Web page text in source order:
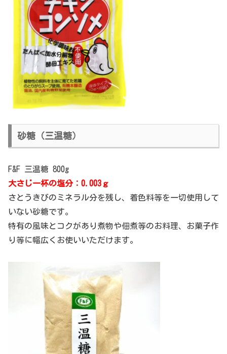
砂糖（三温糖）
F&F 三温糖 800g
大さじ一杯の塩分：0.003ｇ
さとうきびのミネラル分を残し、着色料等を一切使用して
いない砂糖です。
特有の風味とコクがあり煮物や佃煮等のお料理、お菓子作
り等に幅広くお使いいただけます。